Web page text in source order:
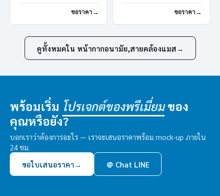
ขอราคา ขอราคา
ดูทั้งหมดใน หน้ากากอนามัย,สายคล้องแมส →
พร้อมเริ่ม โปรเจกต์ของพรีเมี่ยมของ
คุณหรือยัง?
บอกเราว่าต้องการอะไร — เราจะเสนอราคาพร้อม mock-up ภายใน
24 ชม.
ขอใบเสนอราคา → ＠ Chat LINE